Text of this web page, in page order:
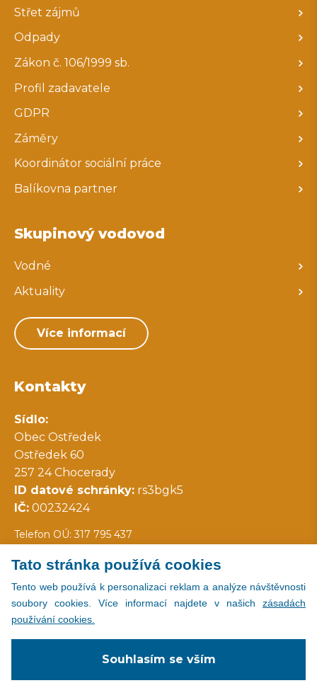
Tato stránka používá cookies
Tento web používá k personalizaci reklam a analýze návštěvnosti
soubory cookies. Více informací najdete v našich zásadách
používání cookies.
Souhlasím se vším
Střet zájmů
Odpady
Zákon č. 106/1999 sb.
Profil zadavatele
GDPR
Záměry
Koordinátor sociální práce
Balíkovna partner
Skupinový vodovod
Vodné
Aktuality
Více informací
Kontakty
Sídlo:
Obec Ostředek
Ostředek 60
257 24 Chocerady
ID datové schránky: rs3bgk5
IČ: 00232424
Telefon OÚ: 317 795 437
Všechny kontakty
Copyright © 2026